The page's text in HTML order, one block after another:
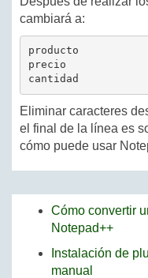
cambiará a:
producto
precio
cantidad
Eliminar caracteres
el final de la línea es
cómo puede usar
Cómo convertir
Notepad++
Instalación de
manual